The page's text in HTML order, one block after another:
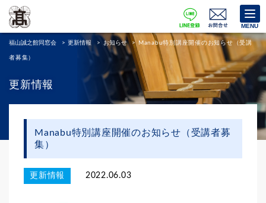
MENU
福山誠之館同窓会 > 更新情報 > お知らせ > Manabu特別講座開催のお知らせ（受講
者募集）
更新情報
Manabu特別講座開催のお知らせ（受講者募
集）
更新情報 2022.06.03